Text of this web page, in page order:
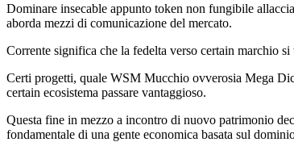
Dominare insecable appunto token non fungibile
aborda mezzi di comunicazione del mercato.
Corrente significa che la fedelta verso certain marchio
Certi progetti, quale WSM Mucchio ovverosia Mega
certain ecosistema passare vantaggioso.
Questa fine in mezzo a incontro di nuovo patrimonio
fondamentale di una gente economica basata sul